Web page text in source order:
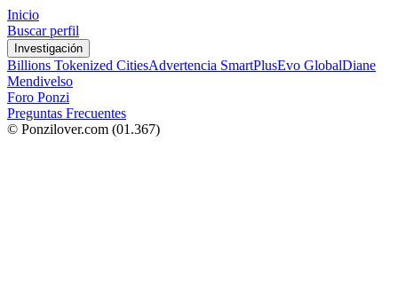
Inicio
Buscar perfil
Investigación
Billions Tokenized CitiesAdvertencia SmartPlusEvo GlobalDiane
Mendivelso
Foro Ponzi
Preguntas Frecuentes
© Ponzilover.com (01.367)